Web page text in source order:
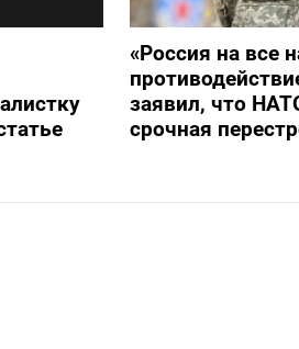
«Россия на все
заявил, что
срочная